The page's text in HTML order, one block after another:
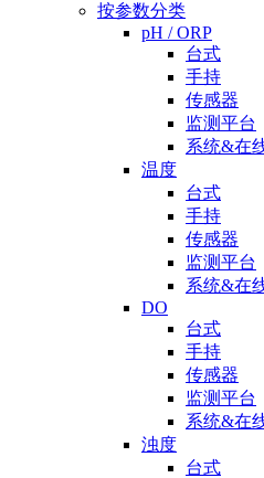
按参数分类
pH / ORP
台式
手持
传感器
监测平台
系统&在
温度
台式
手持
传感器
监测平台
系统&在
DO
台式
手持
传感器
监测平台
系统&在
浊度
台式